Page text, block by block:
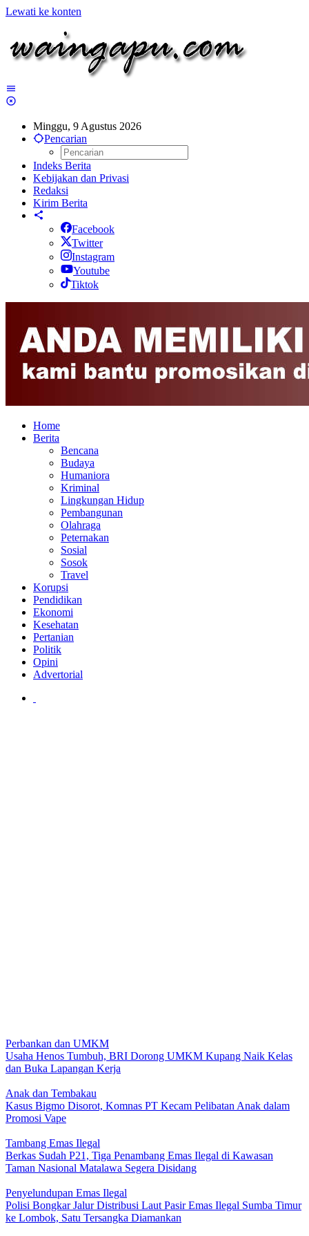
Lewati ke konten
Minggu, 9 Agustus 2026
Pencarian
Indeks Berita
Kebijakan dan Privasi
Redaksi
Kirim Berita
Facebook
Twitter
Instagram
Youtube
Tiktok
Home
Berita
Bencana
Budaya
Humaniora
Kriminal
Lingkungan Hidup
Pembangunan
Olahraga
Peternakan
Sosial
Sosok
Travel
Korupsi
Pendidikan
Ekonomi
Kesehatan
Pertanian
Politik
Opini
Advertorial
Perbankan dan UMKM
Usaha Henos Tumbuh, BRI Dorong UMKM Kupang Naik Kelas
dan Buka Lapangan Kerja
Anak dan Tembakau
Kasus Bigmo Disorot, Komnas PT Kecam Pelibatan Anak dalam
Promosi Vape
Tambang Emas Ilegal
Berkas Sudah P21, Tiga Penambang Emas Ilegal di Kawasan
Taman Nasional Matalawa Segera Disidang
Penyelundupan Emas Ilegal
Polisi Bongkar Jalur Distribusi Laut Pasir Emas Ilegal Sumba Timur
ke Lombok, Satu Tersangka Diamankan